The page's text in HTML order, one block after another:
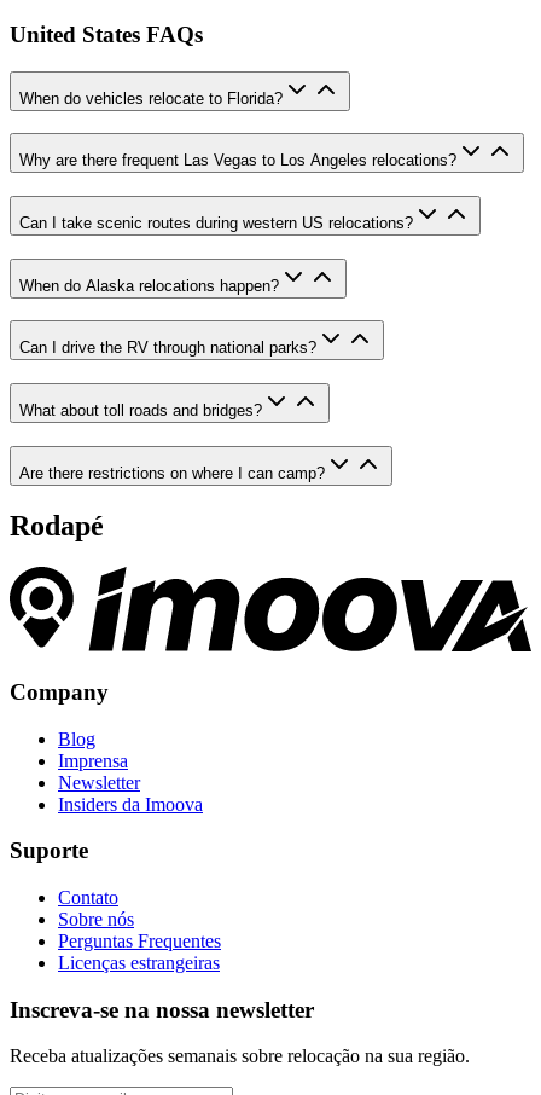
United States FAQs
When do vehicles relocate to Florida?
Why are there frequent Las Vegas to Los Angeles relocations?
Can I take scenic routes during western US relocations?
When do Alaska relocations happen?
Can I drive the RV through national parks?
What about toll roads and bridges?
Are there restrictions on where I can camp?
Rodapé
Company
Blog
Imprensa
Newsletter
Insiders da Imoova
Suporte
Contato
Sobre nós
Perguntas Frequentes
Licenças estrangeiras
Inscreva-se na nossa newsletter
Receba atualizações semanais sobre relocação na sua região.